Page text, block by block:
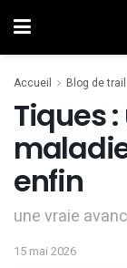
Accueil Blog de trail
Tiques
enfin
une vraie
15 mai 2026